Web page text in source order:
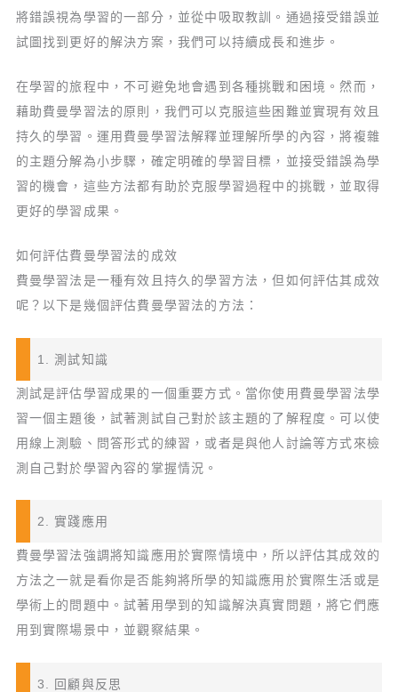
將錯誤視為學習的一部分，並從中吸取教訓。通過接受錯誤並
試圖找到更好的解決方案，我們可以持續成長和進步。
在學習的旅程中，不可避免地會遇到各種挑戰和困境。然而，
藉助費曼學習法的原則，我們可以克服這些困難並實現有效且
持久的學習。運用費曼學習法解釋並理解所學的內容，將複雜
的主題分解為小步驟，確定明確的學習目標，並接受錯誤為學
習的機會，這些方法都有助於克服學習過程中的挑戰，並取得
更好的學習成果。
如何評估費曼學習法的成效
費曼學習法是一種有效且持久的學習方法，但如何評估其成效
呢？以下是幾個評估費曼學習法的方法：
1. 測試知識
測試是評估學習成果的一個重要方式。當你使用費曼學習法學
習一個主題後，試著測試自己對於該主題的了解程度。可以使
用線上測驗、問答形式的練習，或者是與他人討論等方式來檢
測自己對於學習內容的掌握情況。
2. 實踐應用
費曼學習法強調將知識應用於實際情境中，所以評估其成效的
方法之一就是看你是否能夠將所學的知識應用於實際生活或是
學術上的問題中。試著用學到的知識解決真實問題，將它們應
用到實際場景中，並觀察結果。
3. 回顧與反思